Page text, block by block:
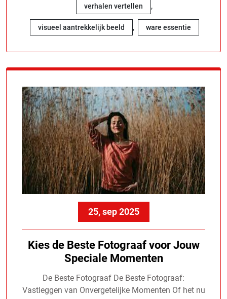
verhalen vertellen ,
visueel aantrekkelijk beeld , ware essentie
25, sep 2025
Kies de Beste Fotograaf voor Jouw
Speciale Momenten
De Beste Fotograaf De Beste Fotograaf:
Vastleggen van Onvergetelijke Momenten Of het nu